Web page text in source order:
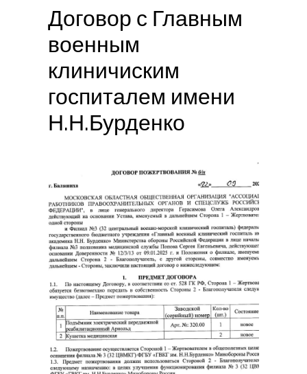
Договор с Главным
военным
клиничиским
госпиталем имени
Н.Н.Бурденко